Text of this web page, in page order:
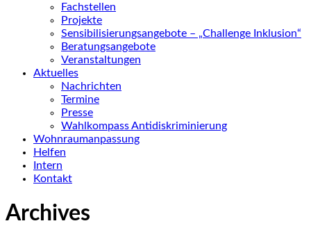
Fachstellen
Projekte
Sensibilisierungsangebote – „Challenge Inklusion“
Beratungsangebote
Veranstaltungen
Aktuelles
Nachrichten
Termine
Presse
Wahlkompass Antidiskriminierung
Wohnraumanpassung
Helfen
Intern
Kontakt
Archives